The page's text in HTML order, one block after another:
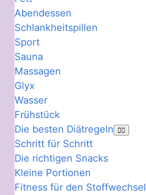
Abendessen
Schlankheitspillen
Sport
Sauna
Massagen
Glyx
Wasser
Frühstück
Die besten Diätregeln
Schritt für Schritt
Die richtigen Snacks
Kleine Portionen
Fitness für den Stoffwechsel